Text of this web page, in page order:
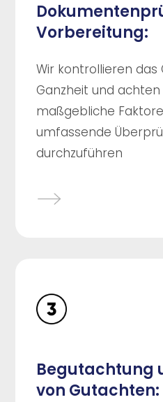
Vorbereitung:
Wir kontrollieren
Ganzheit und
maßgebliche
umfassende
durchzuführen
Begutachtung
von Gutachten: